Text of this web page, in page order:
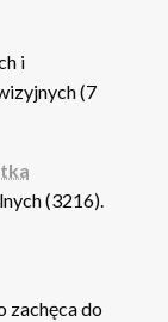
i
(7
(3216).
zachęca do